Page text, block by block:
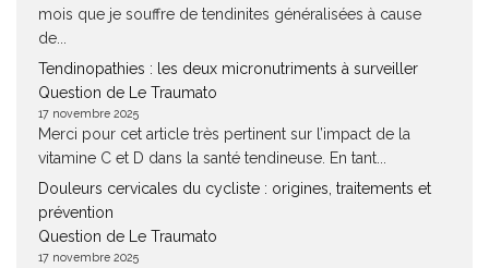
mois que je souffre de tendinites généralisées à cause
de...
Tendinopathies : les deux micronutriments à surveiller
Question de Le Traumato
17 novembre 2025
Merci pour cet article très pertinent sur l’impact de la
vitamine C et D dans la santé tendineuse. En tant...
Douleurs cervicales du cycliste : origines, traitements et
prévention
Question de Le Traumato
17 novembre 2025